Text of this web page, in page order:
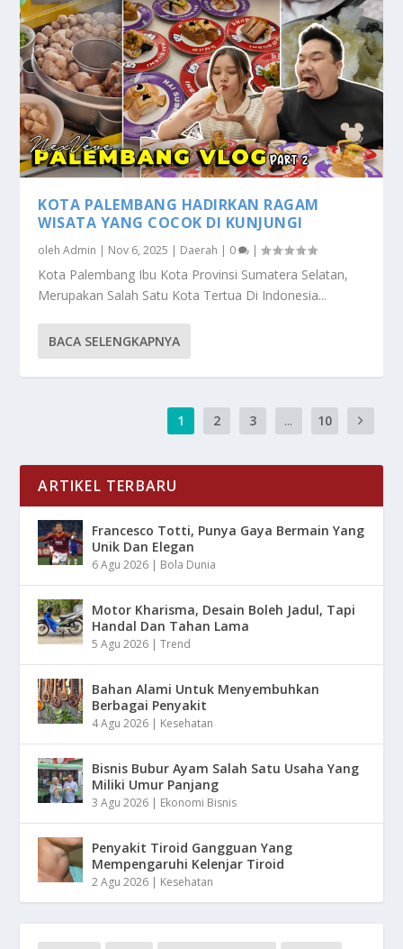
KOTA PALEMBANG HADIRKAN RAGAM
WISATA YANG COCOK DI KUNJUNGI
olehAdmin | Nov 6, 2025 | Daerah | 0 |
Kota Palembang Ibu Kota Provinsi Sumatera Selatan,
Merupakan Salah Satu Kota Tertua Di Indonesia...
BACA SELENGKAPNYA
1 2 3 ... 10
ARTIKEL TERBARU
Francesco Totti, Punya Gaya Bermain Yang
Unik Dan Elegan
6 Agu 2026 | Bola Dunia
Motor Kharisma, Desain Boleh Jadul, Tapi
Handal Dan Tahan Lama
5 Agu 2026 |Trend
Bahan Alami Untuk Menyembuhkan
Berbagai Penyakit
4 Agu 2026 | Kesehatan
Bisnis Bubur Ayam Salah Satu Usaha Yang
Miliki Umur Panjang
3 Agu 2026 | Ekonomi Bisnis
Penyakit Tiroid Gangguan Yang
Mempengaruhi Kelenjar Tiroid
2 Agu 2026 | Kesehatan